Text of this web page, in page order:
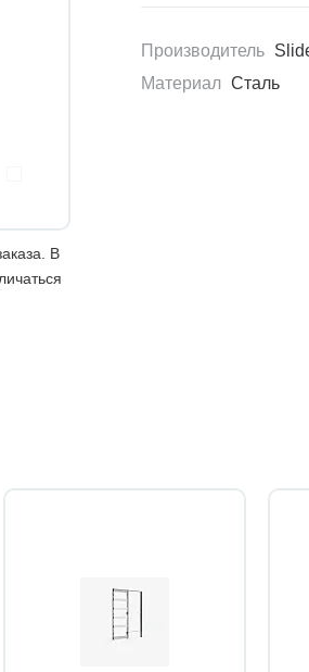
В
Производитель
Материал Сталь